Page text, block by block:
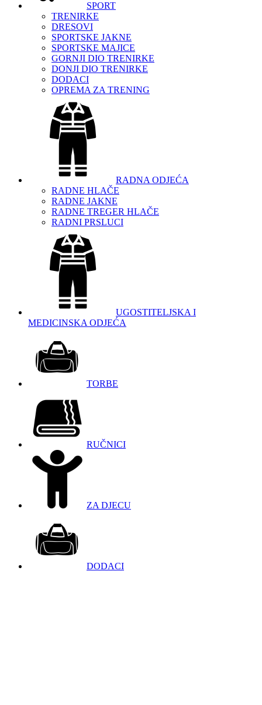
SPORT
TRENIRKE
DRESOVI
SPORTSKE JAKNE
SPORTSKE MAJICE
GORNJI DIO TRENIRKE
DONJI DIO TRENIRKE
DODACI
OPREMA ZA TRENING
RADNA ODJEĆA
RADNE HLAČE
RADNE JAKNE
RADNE TREGER HLAČE
RADNI PRSLUCI
UGOSTITELJSKA I
MEDICINSKA ODJEĆA
TORBE
RUČNICI
ZA DJECU
DODACI